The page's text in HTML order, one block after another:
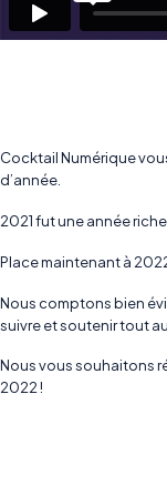
Cocktail Numérique
d’année.
2021 fut une année
Place maintenant à
Nous comptons bien
suivre et soutenir tout
Nous vous souhaitons
2022 !